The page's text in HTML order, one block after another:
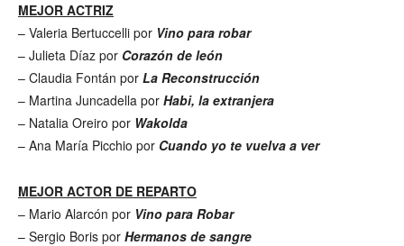
MEJOR ACTRIZ
– Valeria Bertuccelli por Vino para robar
– Julieta Díaz por Corazón de león
– Claudia Fontán por La Reconstrucción
– Martina Juncadella por Habi, la extranjera
– Natalia Oreiro por Wakolda
– Ana María Picchio por Cuando yo te vuelva a ver
MEJOR ACTOR DE REPARTO
– Mario Alarcón por Vino para Robar
– Sergio Boris por Hermanos de sangre